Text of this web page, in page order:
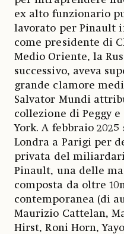
ex alto funzionario
lavorato per Pinault
come presidente di
Medio Oriente, la
successivo, aveva
grande clamore
Salvator Mundi
collezione di Peggy
York. A febbraio
Londra a Parigi per
privata del
Pinault, una delle
composta da oltre
contemporanea (di
Maurizio Cattelan,
Hirst, Roni Horn,